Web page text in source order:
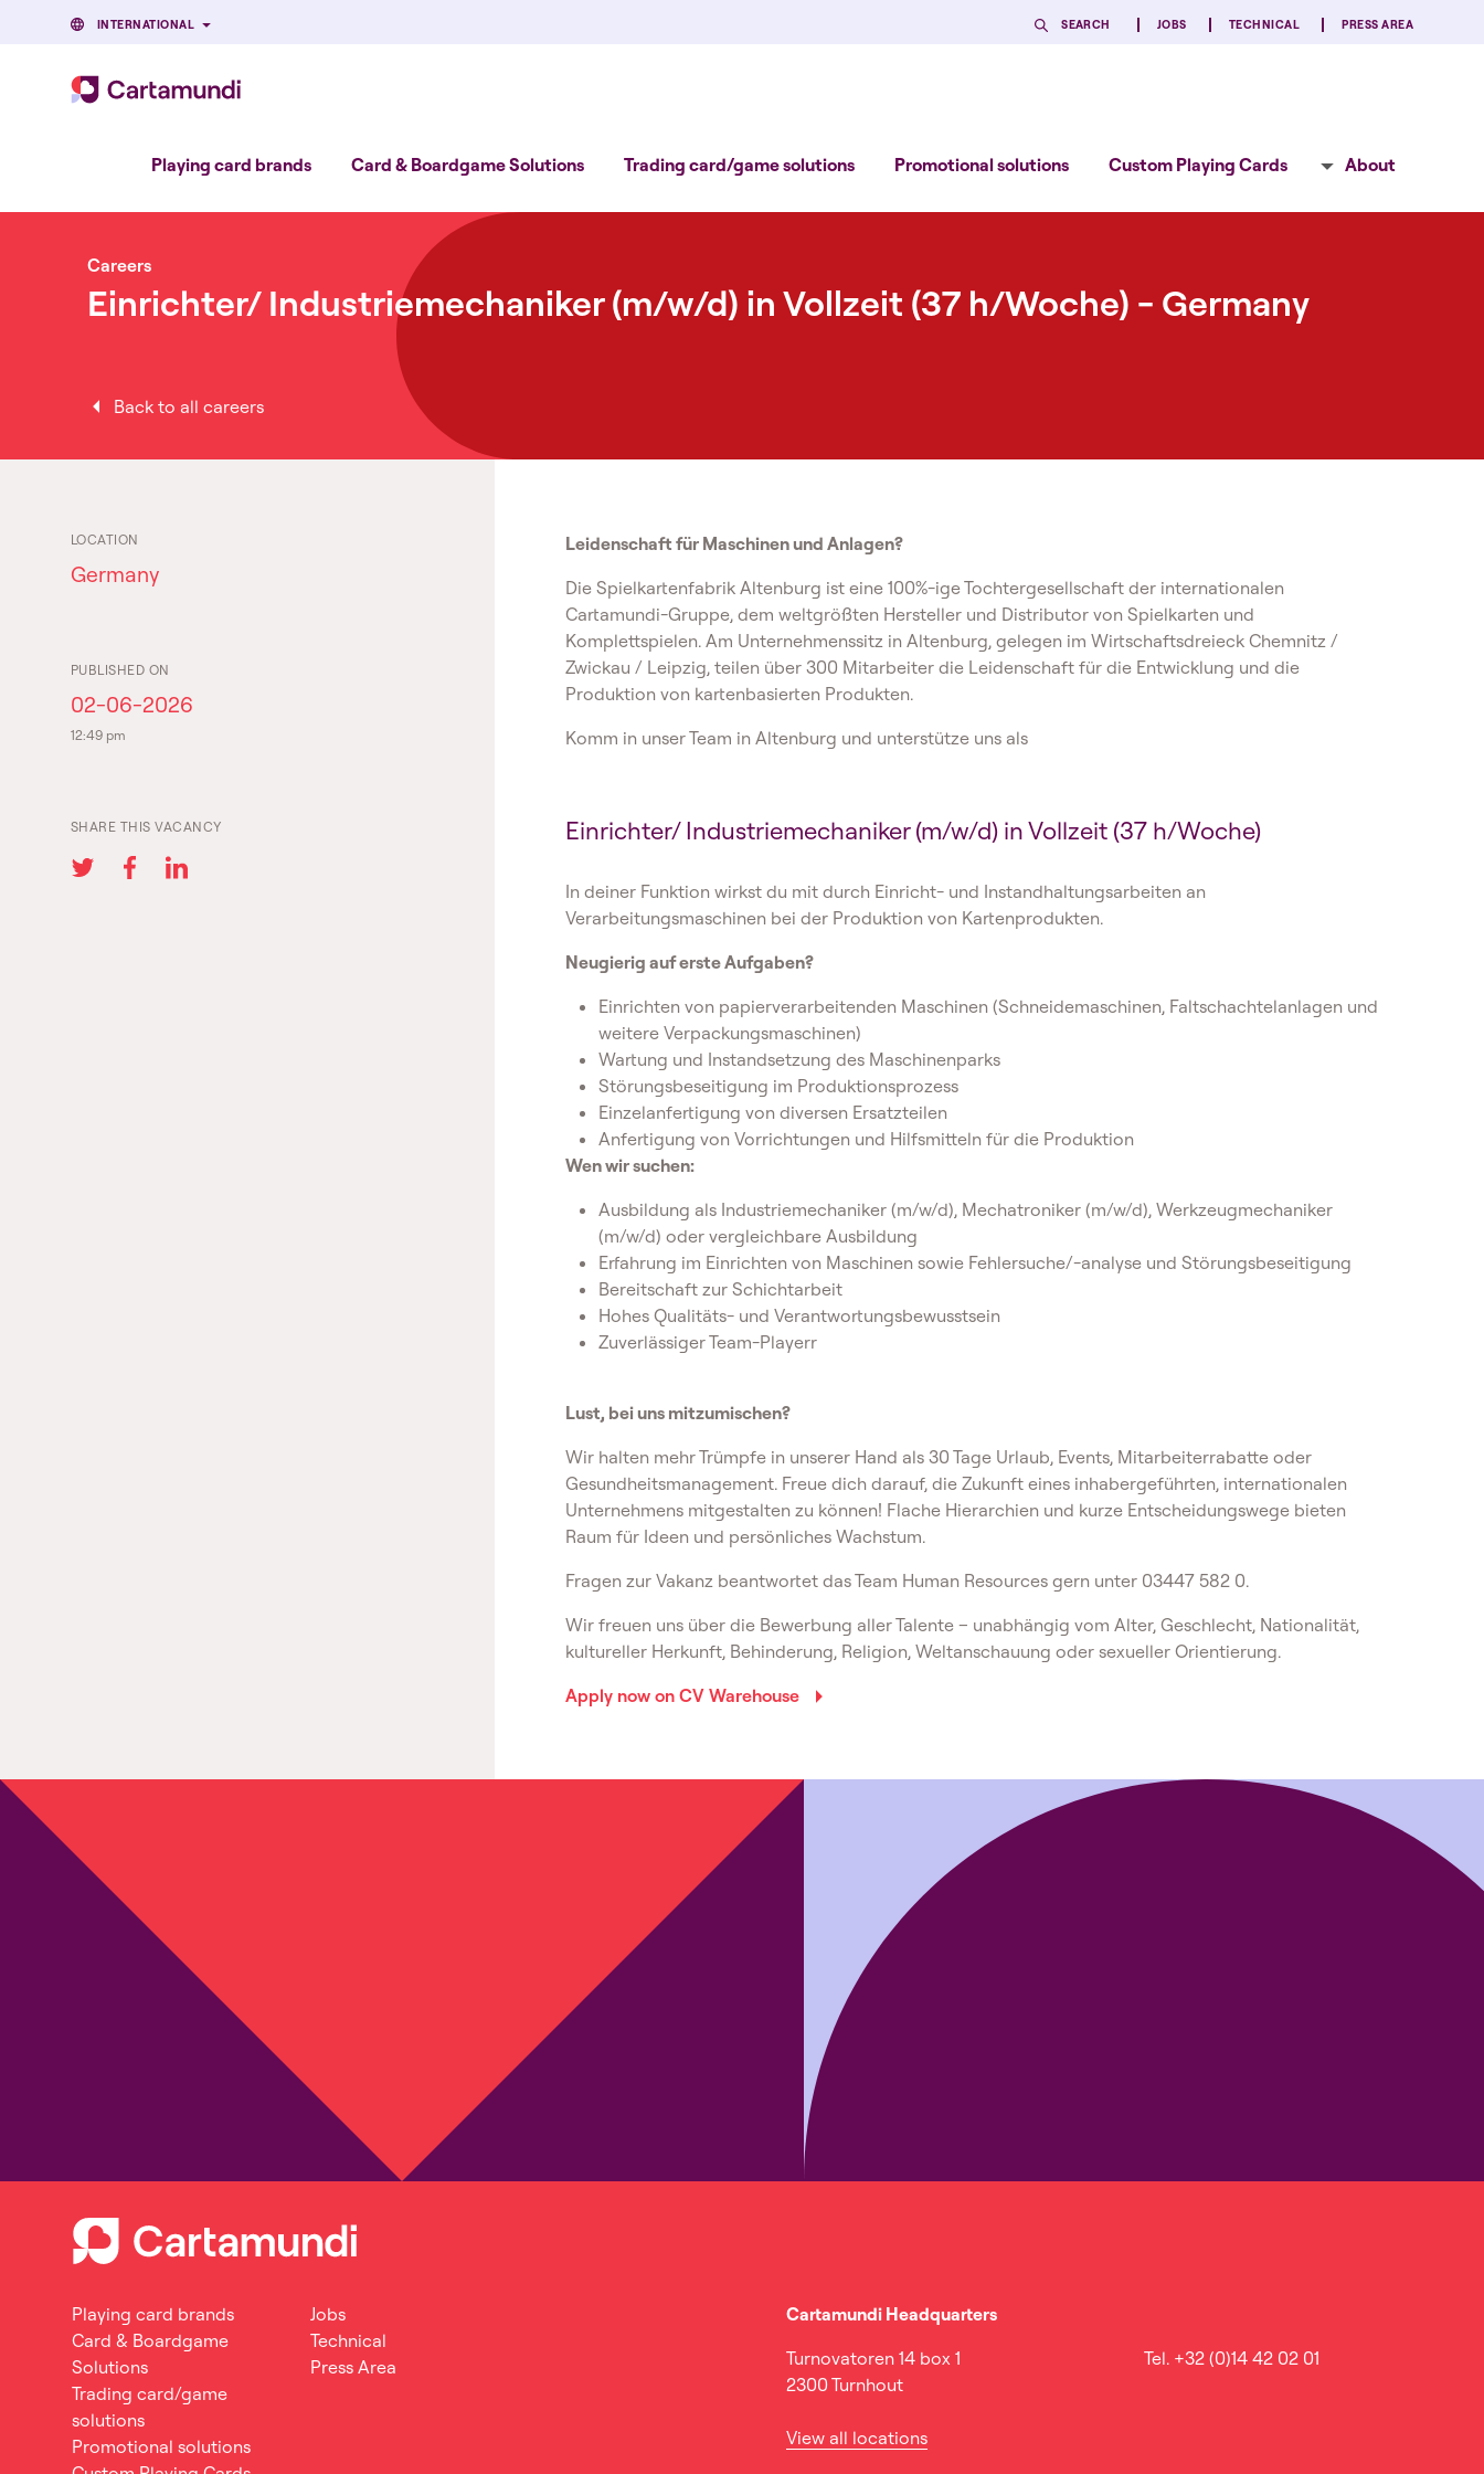
JOBS TECHNICAL PRESS AREA
SEARCH
INTERNATIONAL
Playing card brands Card & Boardgame Solutions Trading card/game solutions Promotional solutions Custom Playing Cards About
Careers
Einrichter/ Industriemechaniker (m/w/d) in Vollzeit (37 h/Woche) - Germany
Back to all careers
Leidenschaft für Maschinen und Anlagen?
Die Spielkartenfabrik Altenburg ist eine 100%-ige Tochtergesellschaft der internationalen
Cartamundi-Gruppe, dem weltgrößten Hersteller und Distributor von Spielkarten und
Komplettspielen. Am Unternehmenssitz in Altenburg, gelegen im Wirtschaftsdreieck Chemnitz /
Zwickau / Leipzig, teilen über 300 Mitarbeiter die Leidenschaft für die Entwicklung und die
Produktion von kartenbasierten Produkten.
Komm in unser Team in Altenburg und unterstütze uns als
Einrichter/ Industriemechaniker (m/w/d) in Vollzeit (37 h/Woche)
In deiner Funktion wirkst du mit durch Einricht- und Instandhaltungsarbeiten an
Verarbeitungsmaschinen bei der Produktion von Kartenprodukten.
Neugierig auf erste Aufgaben?
Einrichten von papierverarbeitenden Maschinen (Schneidemaschinen, Faltschachtelanlagen und
weitere Verpackungsmaschinen)
Wartung und Instandsetzung des Maschinenparks
Störungsbeseitigung im Produktionsprozess
Einzelanfertigung von diversen Ersatzteilen
Anfertigung von Vorrichtungen und Hilfsmitteln für die Produktion
Wen wir suchen:
Ausbildung als Industriemechaniker (m/w/d), Mechatroniker (m/w/d), Werkzeugmechaniker
(m/w/d) oder vergleichbare Ausbildung
Erfahrung im Einrichten von Maschinen sowie Fehlersuche/-analyse und Störungsbeseitigung
Bereitschaft zur Schichtarbeit
Hohes Qualitäts- und Verantwortungsbewusstsein
Zuverlässiger Team-Playerr
Lust, bei uns mitzumischen?
Wir halten mehr Trümpfe in unserer Hand als 30 Tage Urlaub, Events, Mitarbeiterrabatte oder
Gesundheitsmanagement. Freue dich darauf, die Zukunft eines inhabergeführten, internationalen
Unternehmens mitgestalten zu können! Flache Hierarchien und kurze Entscheidungswege bieten
Raum für Ideen und persönliches Wachstum.
Fragen zur Vakanz beantwortet das Team Human Resources gern unter 03447 582 0.
Wir freuen uns über die Bewerbung aller Talente – unabhängig vom Alter, Geschlecht, Nationalität,
kultureller Herkunft, Behinderung, Religion, Weltanschauung oder sexueller Orientierung.
Apply now on CV Warehouse
LOCATION
Germany
PUBLISHED ON
02-06-2026
12:49 pm
SHARE THIS VACANCY
Playing card brands
Card & Boardgame
Solutions
Trading card/game
solutions
Promotional solutions
Jobs
Technical
Press Area
Cartamundi Headquarters
Turnovatoren 14 box 1
2300 Turnhout
View all locations
Tel. +32 (0)14 42 02 01